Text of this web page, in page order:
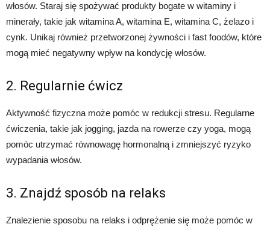
włosów. Staraj się spożywać produkty bogate w witaminy i
minerały, takie jak witamina A, witamina E, witamina C, żelazo i
cynk. Unikaj również przetworzonej żywności i fast foodów, które
mogą mieć negatywny wpływ na kondycję włosów.
2. Regularnie ćwicz
Aktywność fizyczna może pomóc w redukcji stresu. Regularne
ćwiczenia, takie jak jogging, jazda na rowerze czy yoga, mogą
pomóc utrzymać równowagę hormonalną i zmniejszyć ryzyko
wypadania włosów.
3. Znajdź sposób na relaks
Znalezienie sposobu na relaks i odprężenie się może pomóc w